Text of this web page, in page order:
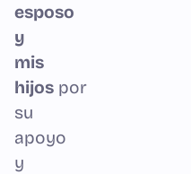
esposo
y
mis
hijos por
su
apoyo
y